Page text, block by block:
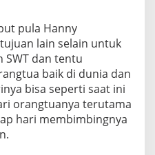
pula Hanny
lain selain untuk
dan tentu
baik di dunia dan
bisa seperti saat ini
orangtuanya terutama
hari membimbingnya